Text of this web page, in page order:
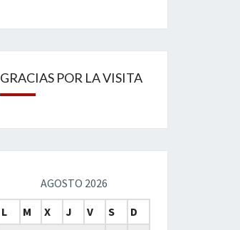
GRACIAS POR LA VISITA
AGOSTO 2026
L
M X J V S
D